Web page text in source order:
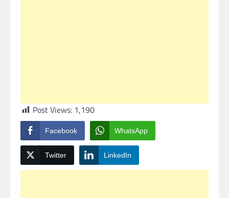
Post Views: 1,190
Facebook WhatsApp
Twitter LinkedIn